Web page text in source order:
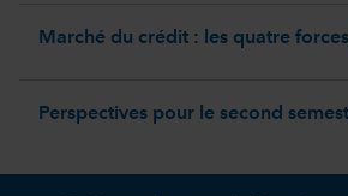
Marché du crédit : les quatre
Perspectives pour le second